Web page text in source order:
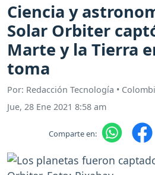
Ciencia y
Solar Orbiter
Marte y la Tierra
toma
Por: Redacción Tecnología •
Jue, 28 Ene 2021 8:58 am
Comparte en: